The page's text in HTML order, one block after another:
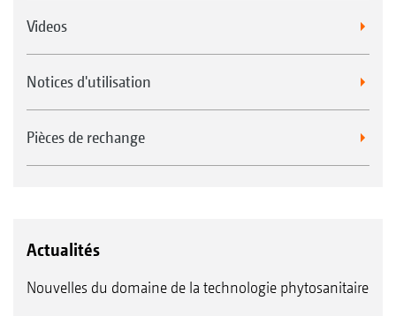
Videos
Notices d'utilisation
Pièces de rechange
Actualités
Nouvelles du domaine de la technologie phytosanitaire